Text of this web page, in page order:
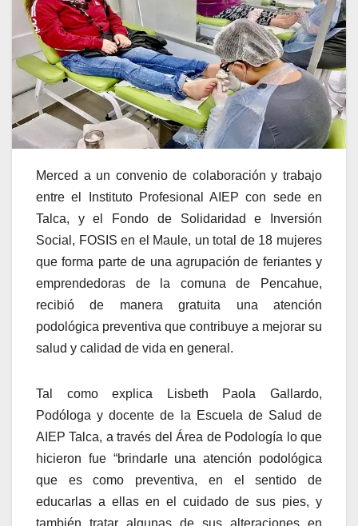
Merced a un convenio de colaboración y trabajo
entre el Instituto Profesional AIEP con sede en
Talca, y el Fondo de Solidaridad e Inversión
Social, FOSIS en el Maule, un total de 18 mujeres
que forma parte de una agrupación de feriantes y
emprendedoras de la comuna de Pencahue,
recibió de manera gratuita una atención
podológica preventiva que contribuye a mejorar su
salud y calidad de vida en general.
Tal como explica Lisbeth Paola Gallardo,
Podóloga y docente de la Escuela de Salud de
AIEP Talca, a través del Área de Podología lo que
hicieron fue “brindarle una atención podológica
que es como preventiva, en el sentido de
educarlas a ellas en el cuidado de sus pies, y
también tratar algunas de sus alteraciones en